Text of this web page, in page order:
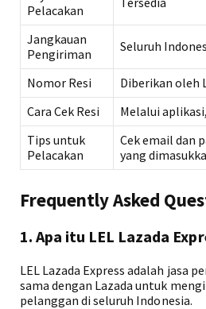
Pelacakan
Jangkauan
Pengiriman
Seluruh
Nomor Resi
Diberikan oleh
Cara Cek Resi
Melalui
Tips untuk
Pelacakan
Cek email dan
yang
Frequently Asked
1. Apa itu LEL Lazada
LEL Lazada Express adalah jasa
sama dengan Lazada untuk
pelanggan di seluruh Indonesia.